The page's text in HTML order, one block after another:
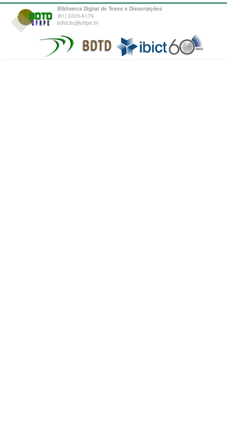
Biblioteca Digital de Teses e Dissertações
(81) 3320-6179
bdtd.bc@ufrpe.br